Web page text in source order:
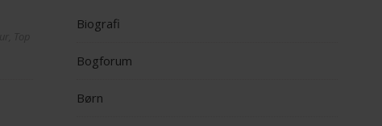
Biografi
Bogforum
Børn